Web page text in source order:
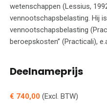
wetenschappen (Lessius,
vennootschapsbelasting. Hij
vennootschapsbelasting
beroepskosten” (Practicali),
Deelnameprijs
€ 740,00 (Excl. BTW)